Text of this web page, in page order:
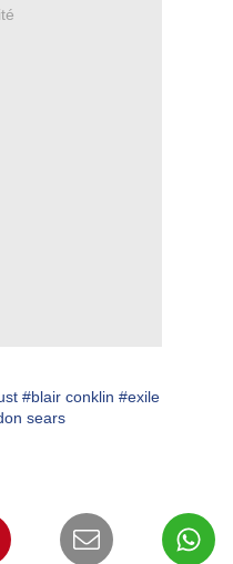
#blair conklin #exile
sears